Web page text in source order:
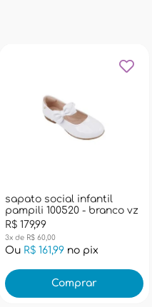
sapato social infantil
pampili 100520 - branco vz
R$ 179,99
3x de R$ 60,00
Ou R$ 161,99no pix
Comprar